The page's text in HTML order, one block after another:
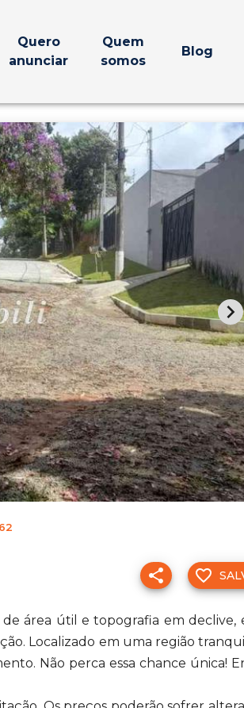
Quero
anunciar
Quem
somos
Blog
área útil e topografia em declive,
Localizado em uma região
Não perca essa chance única!